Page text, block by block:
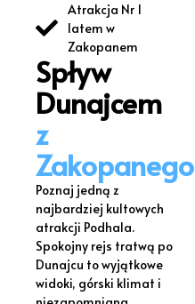
Atrakcja Nr 1
latem w
Zakopanem
Spływ
Dunajcem
z
Zakopanego
Poznaj jedną z
najbardziej kultowych
atrakcji Podhala.
Spokojny rejs tratwą po
Dunajcu to wyjątkowe
widoki, górski klimat i